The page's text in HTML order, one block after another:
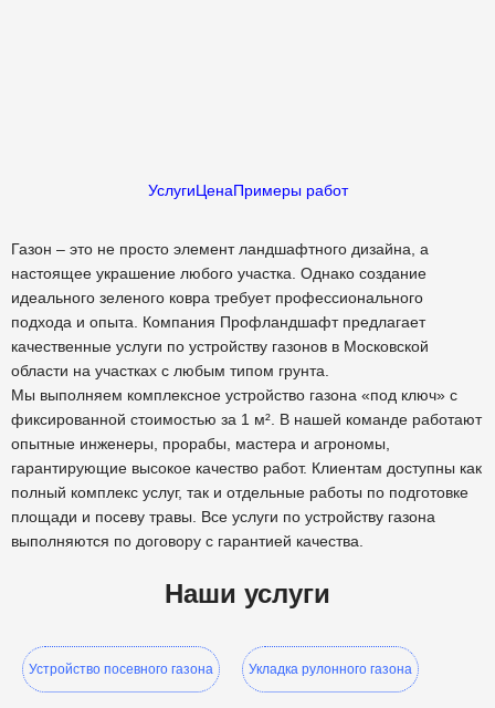
УслугиЦенаПримеры работ
Газон – это не просто элемент ландшафтного дизайна, а
настоящее украшение любого участка. Однако создание
идеального зеленого ковра требует профессионального
подхода и опыта. Компания Профландшафт предлагает
качественные услуги по устройству газонов в Московской
области на участках с любым типом грунта.
Мы выполняем комплексное устройство газона «под ключ» с
фиксированной стоимостью за 1 м². В нашей команде работают
опытные инженеры, прорабы, мастера и агрономы,
гарантирующие высокое качество работ. Клиентам доступны как
полный комплекс услуг, так и отдельные работы по подготовке
площади и посеву травы. Все услуги по устройству газона
выполняются по договору с гарантией качества.
Наши услуги
Устройство посевного газона Укладка рулонного газона